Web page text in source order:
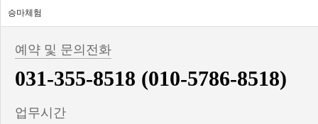
승마체험
예약 및 문의전화
031-355-8518 (010-5786-8518)
업무시간